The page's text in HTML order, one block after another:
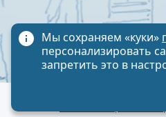
Политика обработки
Мы сохраняем «куки»
персонализировать
запретить это в